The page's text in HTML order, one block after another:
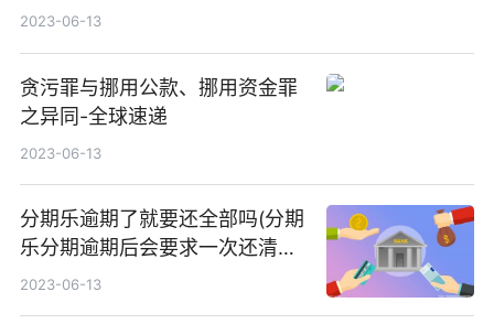
育活动
2023-06-13
贪污罪与挪用公款、挪用资金罪
之异同-全球速递
2023-06-13
分期乐逾期了就要还全部吗(分期
乐分期逾期后会要求一次还清全
部金额嘛)
2023-06-13